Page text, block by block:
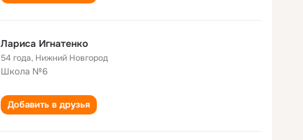
Лариса Игнатенко
54 года, Нижний Новгород
Школа №6
Добавить в друзья